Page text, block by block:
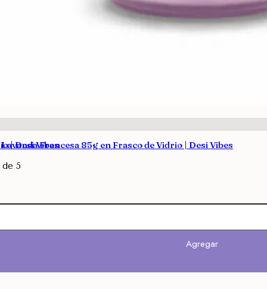
| Desi VibesFrancesa 85g en Frasco de Vidrio | Desi Vibes
5
Agregar